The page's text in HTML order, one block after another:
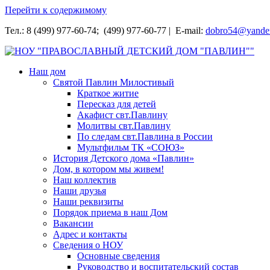
Перейти к содержимому
Тел.: 8 (499) 977-60-74; (499) 977-60-77 | E-mail:
НОУ "ПРАВОСЛАВНЫЙ ДЕТСКИЙ ДОМ "ПАВЛИН""
Наш дом
Святой Павлин Милостивый
Краткое житие
Пересказ для детей
Акафист свт.Павлину
Молитвы свт.Павлину
По следам свт.Павлина в России
Мультфильм ТК «СОЮЗ»
История Детского дома «Павлин»
Дом, в котором мы живем!
Наш коллектив
Наши друзья
Наши реквизиты
Порядок приема в наш Дом
Вакансии
Адрес и контакты
Сведения о НОУ
Основные сведения
Руководство и воспитательский состав